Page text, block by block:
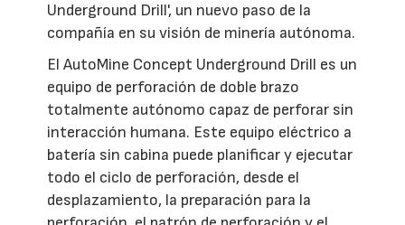
Underground Drill', un nuevo paso de la
compañía en su visión de minería autónoma.
El AutoMine Concept Underground Drill es un
equipo de perforación de doble brazo
totalmente autónomo capaz de perforar sin
interacción humana. Este equipo eléctrico a
batería sin cabina puede planificar y ejecutar
todo el ciclo de perforación, desde el
desplazamiento, la preparación para la